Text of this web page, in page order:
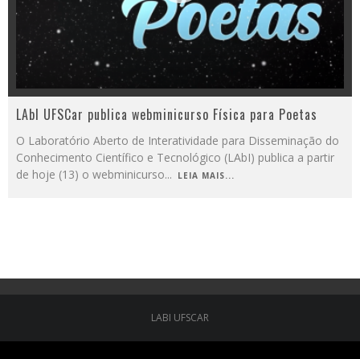
LAbI UFSCar publica webminicurso Física para Poetas
O Laboratório Aberto de Interatividade para Disseminação do
Conhecimento Científico e Tecnológico (LAbI) publica a partir
de hoje (13) o webminicurso... LEIA MAIS...
LABI UFSCAR